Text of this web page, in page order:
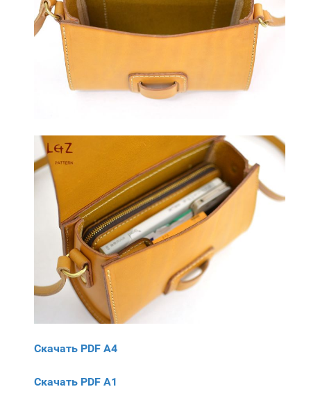
Скачать PDF A4
Скачать PDF A1